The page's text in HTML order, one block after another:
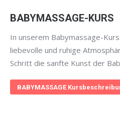
BABYMASSAGE-KURS
In unserem Babymassage-
liebevolle und ruhige
Schritt die sanfte Kunst der
BABYMASSAGE